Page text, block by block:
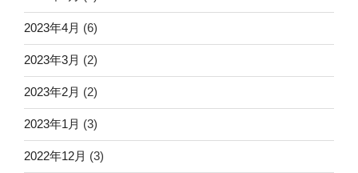
2023年4月 (6)
2023年3月 (2)
2023年2月 (2)
2023年1月 (3)
2022年12月 (3)